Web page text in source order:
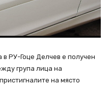
в РУ-Гоце Делчев е получен
група лица на
на място